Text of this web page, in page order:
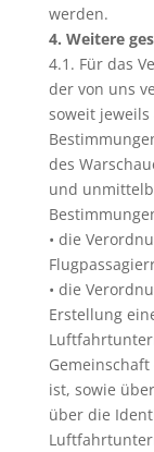
werden.
4. Weitere
4.1. Für das
der von uns
soweit
des
und
• die
• die
Erstellung
ist, sowie
über die